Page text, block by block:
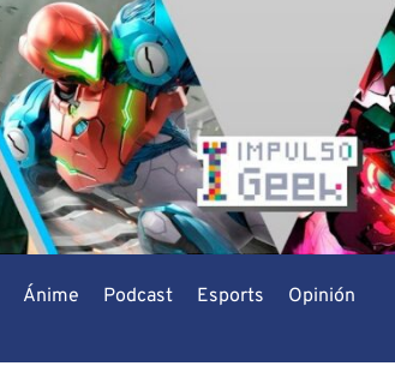
Ánime Podcast Esports Opinión